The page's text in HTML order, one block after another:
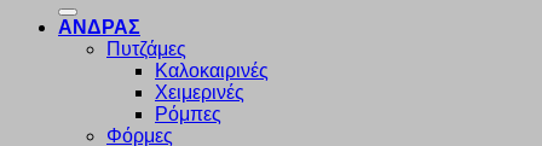
ΑΝΔΡΑΣ
Πυτζάμες
Καλοκαιρινές
Χειμερινές
Ρόμπες
Φόρμες